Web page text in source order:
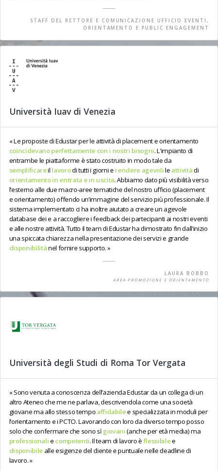
STAFF DEL RETTORE E COMUNICAZIONE UFFICIO EVENTI,
ORIENTAMENTO E PUBLIC ENGAGEMENT
Università Iuav di Venezia
Le proposte di Edustar per le attività di placement e orientamento
coincidevano perfettamente con i nostri bisogni. L’impianto di
entrambe le piattaforme è stato costruito in modo tale da
semplificareil lavorodi tutti i giorni e rendere agevolile attivitàdi
orientamento in entrata e in uscita. Abbiamo dato più visibilità verso
l’esterno alle due macro-aree tematiche del nostro ufficio (placement
e orientamento) offendo un’immagine del servizio più professionale. Il
sistema implementato ci ha inoltre aiutato a creare un agevole
database dei e a raccogliere i feedback dei partecipanti ai nostri eventi
e alle nostre attività. Tutto il team di Edustar ha dimostrato fin dall’inizio
una spiccata chiarezza nella presentazione dei servizi e grande
disponibilitànel fornire supporto.
LAURA BOBBO
AREA PROMOZIONE E ORIENTAMENTO
Università degli Studi di Roma Tor Vergata
Sono venuta a conoscenza dell’azienda Edustar da un collega di un
altro Ateneo che me ne parlava, descrivendola come una società
giovane ma allo stesso tempo affidabilee specializzata in moduli per
l’orientamento e i PCTO. Lavorando con loro da diverso tempo posso
solo che confermare che sono sì giovani(anche per età media) ma
professionalie competenti. Il team di lavoro è flessibilee
disponibile alle esigenze del cliente e puntuale nelle deadline di
lavoro.